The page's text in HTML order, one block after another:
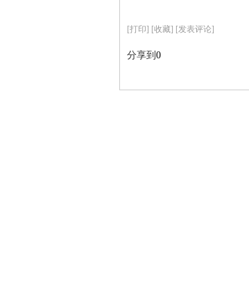
[打印] [收藏] [发表评论]
分享到 0